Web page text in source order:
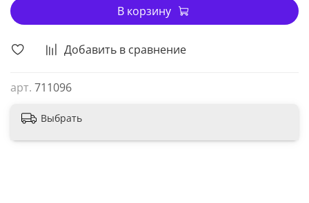
Добавить в сравнение
арт. 711096
В корзину
Выбрать